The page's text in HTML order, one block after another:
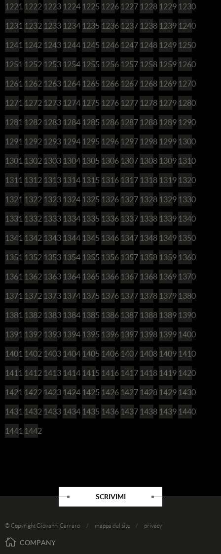
1221 1222 1223 1224 1225 1226 1227 1228 1229 1230
1231 1232 1233 1234 1235 1236 1237 1238 1239 1240
1241 1242 1243 1244 1245 1246 1247 1248 1249 1250
1251 1252 1253 1254 1255 1256 1257 1258 1259 1260
1261 1262 1263 1264 1265 1266 1267 1268 1269 1270
1271 1272 1273 1274 1275 1276 1277 1278 1279 1280
1281 1282 1283 1284 1285 1286 1287 1288 1289 1290
1291 1292 1293 1294 1295 1296 1297 1298 1299 1300
1301 1302 1303 1304 1305 1306 1307 1308 1309 1310
1311 1312 1313 1314 1315 1316 1317 1318 1319 1320
1321 1322 1323 1324 1325 1326 1327 1328 1329 1330
1331 1332 1333 1334 1335 1336 1337 1338 1339 1340
1341 1342 1343 1344 1345 1346 1347 1348 1349 1350
1351 1352 1353 1354 1355 1356 1357 1358 1359 1360
1361 1362 1363 1364 1365 1366 1367 1368 1369 1370
1371 1372 1373 1374 1375 1376 1377 1378 1379 1380
1381 1382 1383 1384 1385 1386 1387 1388 1389 1390
1391 1392 1393 1394 1395 1396 1397 1398 1399 1400
1401 1402 1403 1404 1405 1406 1407 1408 1409 1410
1411 1412 1413 1414 1415 1416 1417 1418 1419 1420
1421 1422 1423 1424 1425 1426 1427 1428 1429 1430
1431 1432 1433 1434 1435 1436 1437 1438 1439 1440
1441 1442
SCRIVIMI
© Copyright Giovanni Carraro / mappa del sito / privacy
COMPANY